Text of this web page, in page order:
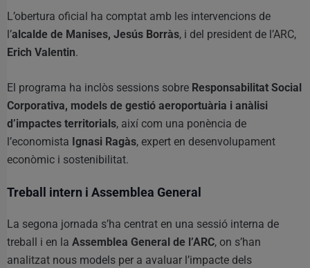
L’obertura oficial ha comptat amb les intervencions de
l’alcalde de Manises, Jesús Borràs, i del president de l’ARC,
Erich Valentin.
El programa ha inclòs sessions sobre Responsabilitat Social
Corporativa, models de gestió aeroportuària i anàlisi
d’impactes territorials, així com una ponència de
l’economista Ignasi Ragàs, expert en desenvolupament
econòmic i sostenibilitat.
Treball intern i Assemblea General
La segona jornada s’ha centrat en una sessió interna de
treball i en la Assemblea General de l’ARC, on s’han
analitzat nous models per a avaluar l’impacte dels